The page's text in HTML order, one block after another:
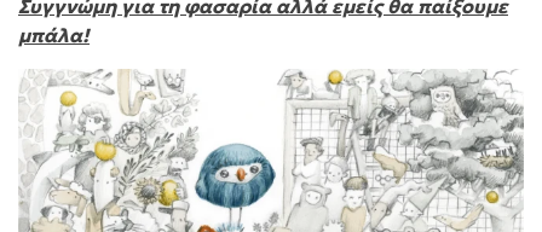
Συγγνώμη για τη φασαρία αλλά εμείς θα παίξουμε
μπάλα!